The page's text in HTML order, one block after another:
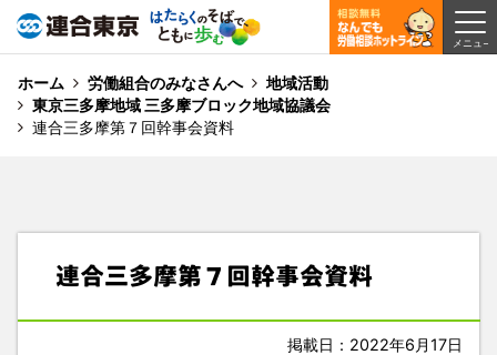
ホーム 労働組合のみなさんへ
地域活動
東京三多摩地域 三多摩ブロック地域協議会
連合三多摩第７回幹事会資料
連合三多摩第７回幹事会資料
掲載日：2022年6月17日